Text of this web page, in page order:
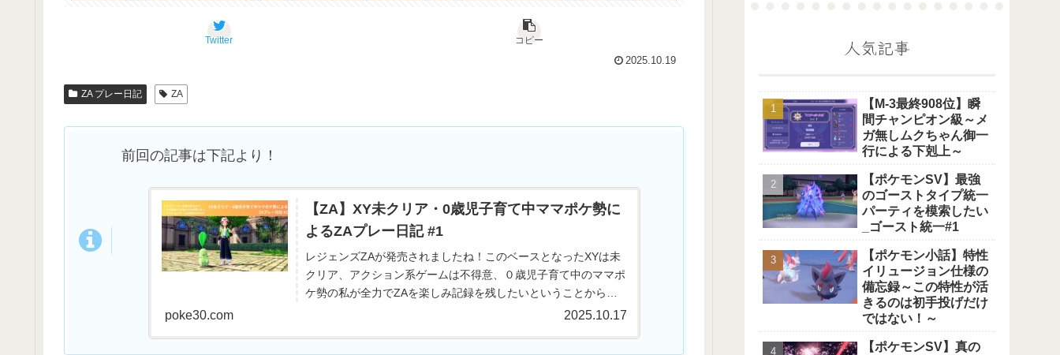
Twitter
コピー
2025.10.19
ZA プレー日記 ZA
前回の記事は下記より！
【ZA】XY未クリア・0歳児子育て中ママポケ勢に
よるZAプレー日記 #1
レジェンズZAが発売されましたね！このベースとなったXYは未
クリア、アクション系ゲームは不得意、０歳児子育て中のママポ
ケ勢の私が全力でZAを楽しみ記録を残したいということから日
記を始めました。このような背景を持った人間がZAをプレーす
poke30.com 2025.10.17
人気記事
【M-3最終908位】瞬
間チャンピオン級～メ
ガ無しムクちゃん御一
行による下剋上～
【ポケモンSV】最強
のゴーストタイプ統一
パーティを模索したい
_ゴースト統一#1
【ポケモン小話】特性
イリュージョン仕様の
備忘録～この特性が活
きるのは初手投げだけ
ではない！～
【ポケモンSV】真の